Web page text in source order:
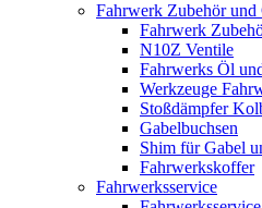
Fahrwerk Zubehör und
Fahrwerk
N10Z Ventile
Fahrwerks Öl
Werkzeuge
Stoßdämpfer
Gabelbuchsen
Shim für Gabel
Fahrwerkskoffer
Fahrwerksservice